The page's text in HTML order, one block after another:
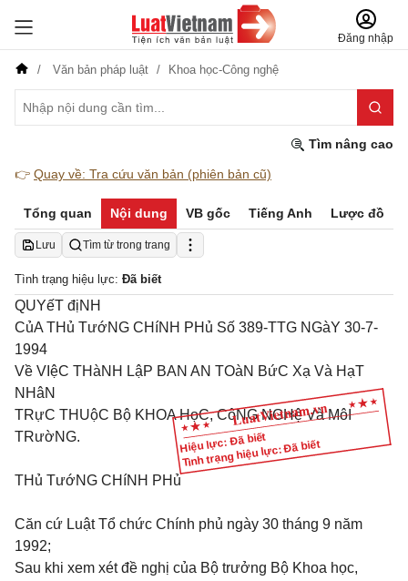
Đăng nhập
Văn bản pháp luật Khoa học-Công nghệ
Tìm nâng cao
👉 Quay về: Tra cứu văn bản (phiên bản cũ)
Tổng quan Nội dung VB gốc Tiếng Anh Lược đồ
Lưu Tìm từ trong trang
Tình trạng hiệu lực: Đã biết
Hiệu lực: Đã biết
Tình trạng hiệu lực: Đã biết
QUYếT địNH
CủA THủ TướNG CHíNH PHủ Số 389-TTG NGàY 30-7-
1994
Về VIệC THàNH LậP BAN AN TOàN BứC Xạ Và HạT
NHâN
TRựC THUộC Bộ KHOA HọC, CôNG NGHệ Và MôI
TRườNG.
THủ TướNG CHíNH PHủ
Căn cứ Luật Tổ chức Chính phủ ngày 30 tháng 9 năm
1992;
Sau khi xem xét đề nghị của Bộ trưởng Bộ Khoa học,